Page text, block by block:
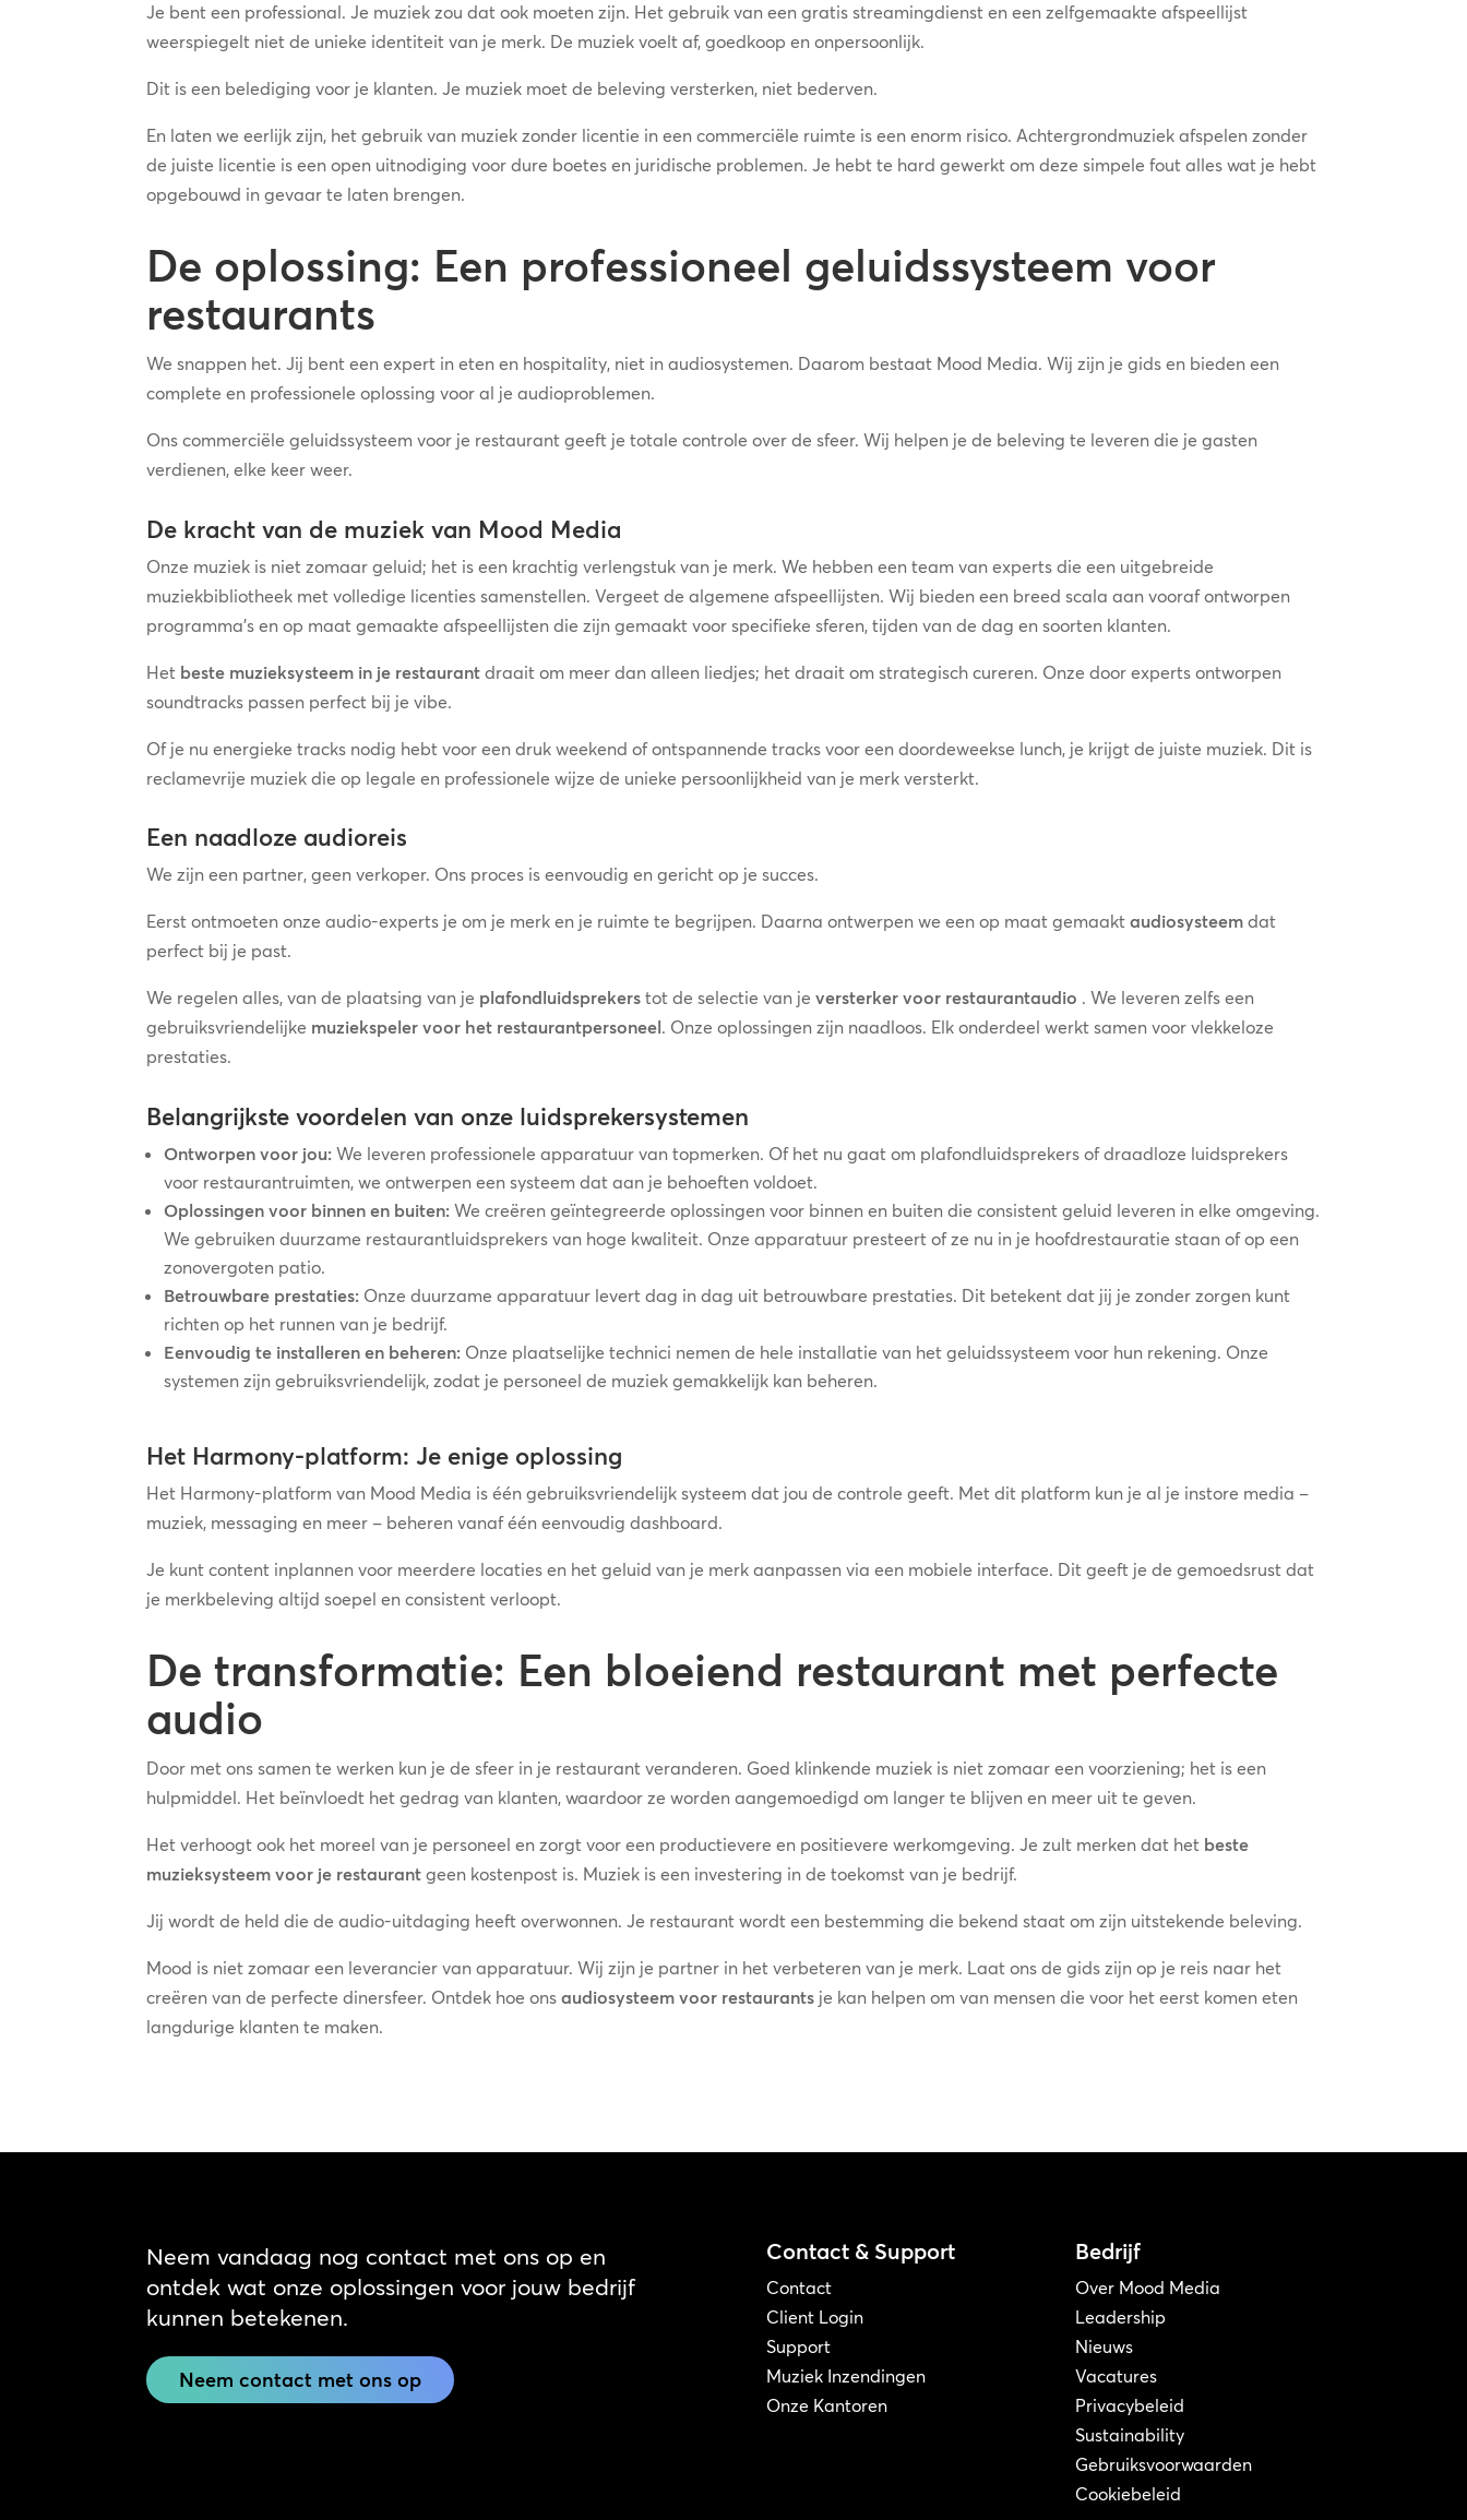
Je bent een professional. Je muziek zou dat ook moeten zijn. Het gebruik van een gratis streamingdienst en een zelfgemaakte afspeellijst
weerspiegelt niet de unieke identiteit van je merk. De muziek voelt af, goedkoop en onpersoonlijk.
Dit is een belediging voor je klanten. Je muziek moet de beleving versterken, niet bederven.
En laten we eerlijk zijn, het gebruik van muziek zonder licentie in een commerciële ruimte is een enorm risico. Achtergrondmuziek afspelen zonder
de juiste licentie is een open uitnodiging voor dure boetes en juridische problemen. Je hebt te hard gewerkt om deze simpele fout alles wat je hebt
opgebouwd in gevaar te laten brengen.
De oplossing: Een professioneel geluidssysteem voor
restaurants
We snappen het. Jij bent een expert in eten en hospitality, niet in audiosystemen. Daarom bestaat Mood Media. Wij zijn je gids en bieden een
complete en professionele oplossing voor al je audioproblemen.
Ons commerciële geluidssysteem voor je restaurant geeft je totale controle over de sfeer. Wij helpen je de beleving te leveren die je gasten
verdienen, elke keer weer.
De kracht van de muziek van Mood Media
Onze muziek is niet zomaar geluid; het is een krachtig verlengstuk van je merk. We hebben een team van experts die een uitgebreide
muziekbibliotheek met volledige licenties samenstellen. Vergeet de algemene afspeellijsten. Wij bieden een breed scala aan vooraf ontworpen
programma’s en op maat gemaakte afspeellijsten die zijn gemaakt voor specifieke sferen, tijden van de dag en soorten klanten.
Het beste muzieksysteem in je restaurant draait om meer dan alleen liedjes; het draait om strategisch cureren. Onze door experts ontworpen
soundtracks passen perfect bij je vibe.
Of je nu energieke tracks nodig hebt voor een druk weekend of ontspannende tracks voor een doordeweekse lunch, je krijgt de juiste muziek. Dit is
reclamevrije muziek die op legale en professionele wijze de unieke persoonlijkheid van je merk versterkt.
Een naadloze audioreis
We zijn een partner, geen verkoper. Ons proces is eenvoudig en gericht op je succes.
Eerst ontmoeten onze audio-experts je om je merk en je ruimte te begrijpen. Daarna ontwerpen we een op maat gemaaktaudiosysteem dat
perfect bij je past.
We regelen alles, van de plaatsing van je plafondluidsprekers tot de selectie van jeversterker voor restaurantaudio . We leveren zelfs een
gebruiksvriendelijke muziekspeler voor het restaurantpersoneel. Onze oplossingen zijn naadloos. Elk onderdeel werkt samen voor vlekkeloze
prestaties.
Belangrijkste voordelen van onze luidsprekersystemen
Ontworpen voor jou: We leveren professionele apparatuur van topmerken. Of het nu gaat om plafondluidsprekers of draadloze luidsprekers
voor restaurantruimten, we ontwerpen een systeem dat aan je behoeften voldoet.
Oplossingen voor binnen en buiten: We creëren geïntegreerde oplossingen voor binnen en buiten die consistent geluid leveren in elke omgeving.
We gebruiken duurzame restaurantluidsprekers van hoge kwaliteit. Onze apparatuur presteert of ze nu in je hoofdrestauratie staan of op een
zonovergoten patio.
Betrouwbare prestaties: Onze duurzame apparatuur levert dag in dag uit betrouwbare prestaties. Dit betekent dat jij je zonder zorgen kunt
richten op het runnen van je bedrijf.
Eenvoudig te installeren en beheren: Onze plaatselijke technici nemen de hele installatie van het geluidssysteem voor hun rekening. Onze
systemen zijn gebruiksvriendelijk, zodat je personeel de muziek gemakkelijk kan beheren.
Het Harmony-platform: Je enige oplossing
Het Harmony-platform van Mood Media is één gebruiksvriendelijk systeem dat jou de controle geeft. Met dit platform kun je al je instore media –
muziek, messaging en meer – beheren vanaf één eenvoudig dashboard.
Je kunt content inplannen voor meerdere locaties en het geluid van je merk aanpassen via een mobiele interface. Dit geeft je de gemoedsrust dat
je merkbeleving altijd soepel en consistent verloopt.
De transformatie: Een bloeiend restaurant met perfecte
audio
Door met ons samen te werken kun je de sfeer in je restaurant veranderen. Goed klinkende muziek is niet zomaar een voorziening; het is een
hulpmiddel. Het beïnvloedt het gedrag van klanten, waardoor ze worden aangemoedigd om langer te blijven en meer uit te geven.
Het verhoogt ook het moreel van je personeel en zorgt voor een productievere en positievere werkomgeving. Je zult merken dat het beste
muzieksysteem voor je restaurant geen kostenpost is. Muziek is een investering in de toekomst van je bedrijf.
Jij wordt de held die de audio-uitdaging heeft overwonnen. Je restaurant wordt een bestemming die bekend staat om zijn uitstekende beleving.
Mood is niet zomaar een leverancier van apparatuur. Wij zijn je partner in het verbeteren van je merk. Laat ons de gids zijn op je reis naar het
creëren van de perfecte dinersfeer. Ontdek hoe onsaudiosysteem voor restaurants je kan helpen om van mensen die voor het eerst komen eten
langdurige klanten te maken.
Neem vandaag nog contact met ons op en
ontdek wat onze oplossingen voor jouw bedrijf
kunnen betekenen.
Neem contact met ons op
Contact & Support
Contact
Client Login
Support
Muziek Inzendingen
Onze Kantoren
Bedrijf
Over Mood Media
Leadership
Nieuws
Vacatures
Privacybeleid
Sustainability
Gebruiksvoorwaarden
Cookiebeleid